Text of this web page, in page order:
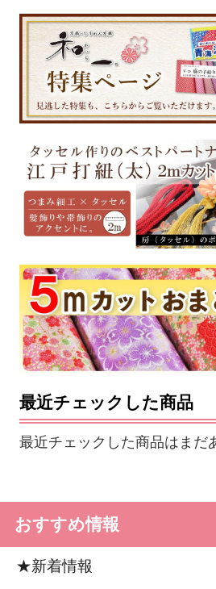
最近チェックした商品
最近チェックした商品はまだ
おすすめ情報
★新着情報